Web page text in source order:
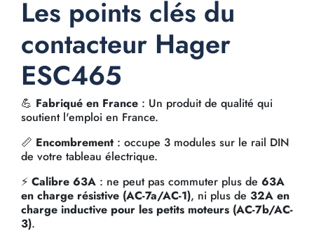
Les points clés du
contacteur Hager
ESC465
💪 Fabriqué en France : Un produit de qualité qui
soutient l'emploi en France.
📏 Encombrement : occupe 3 modules sur le rail DIN
de votre tableau électrique.
⚡ Calibre 63A : ne peut pas commuter plus de 63A
en charge résistive (AC-7a/AC-1), ni plus de 32A en
charge inductive pour les petits moteurs (AC-7b/AC-
3).